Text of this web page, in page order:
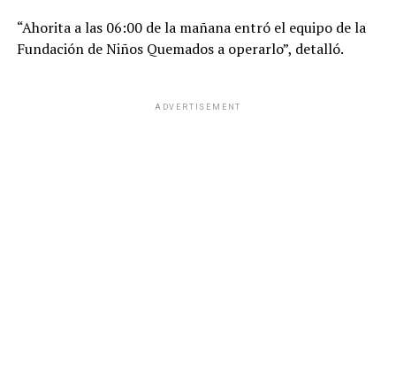
“Ahorita a las 06:00 de la mañana entró el equipo de la
Fundación de Niños Quemados a operarlo”, detalló.
ADVERTISEMENT